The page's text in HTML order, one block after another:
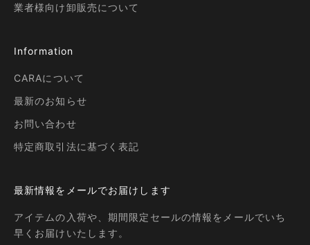
業者様向け卸販売について
Information
CARAについて
最新のお知らせ
お問い合わせ
特定商取引法に基づく表記
最新情報をメールでお届けします
アイテムの入荷や、期間限定セールの情報をメールでいち
早くお届けいたします。